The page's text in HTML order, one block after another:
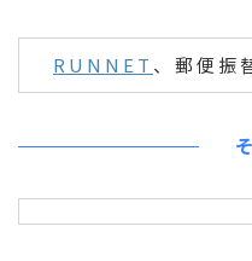
RUNNET 、郵便振